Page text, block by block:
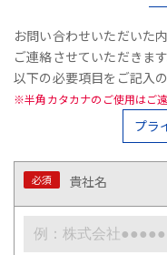
お問い合わせいただいた
ご連絡させていただきます
以下の必要項目をご記入
※半角カタカナのご使用はご遠
プラ
必須 貴社名